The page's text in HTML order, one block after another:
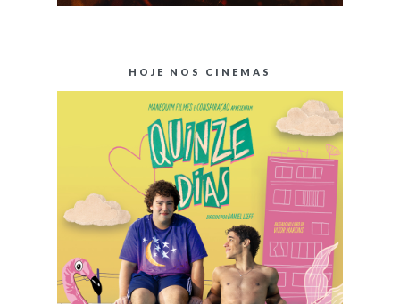
HOJE NOS CINEMAS